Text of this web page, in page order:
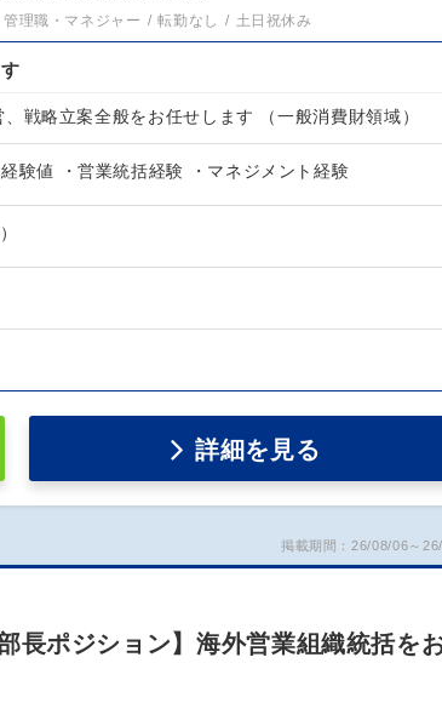
管理職・マネジャー 転勤なし 土日祝休み
戦略立案全般をお任せします （一般消費財領域）
験値 ・営業統括経験 ・マネジメント経験
詳細を見る
掲載期間：26/08/06～
長ポジション】海外営業組織統括を